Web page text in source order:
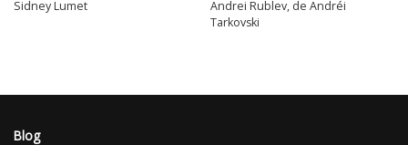
Sidney Lumet
Andrei Rublev, de Andréi
Tarkovski
Blog